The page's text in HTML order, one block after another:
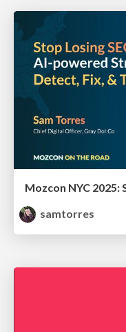
Mozcon NYC 2025:
samtorres